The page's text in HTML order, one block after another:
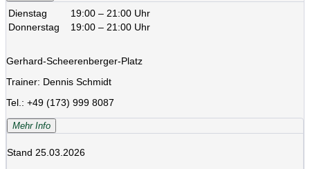
Dienstag
19:00 – 21:00 Uhr
Donnerstag
19:00 – 21:00 Uhr
Gerhard-Scheerenberger-Platz
Trainer: Dennis Schmidt
Tel.: +49 (173) 999 8087
Mehr Info
Stand 25.03.2026